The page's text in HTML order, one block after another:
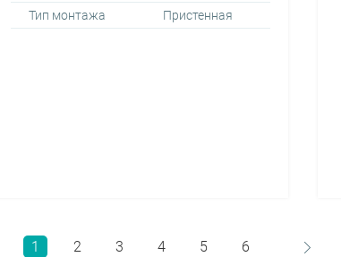
Тип монтажа
Пристенная
1 2 3 4 5 6